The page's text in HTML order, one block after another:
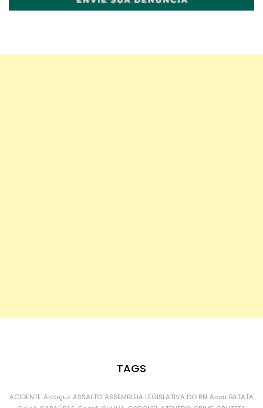
TAGS
ACIDENTE Alcaçuz ASSALTO ASSEMBLEIA LEGISLATIVA DO RN Assu BATATA